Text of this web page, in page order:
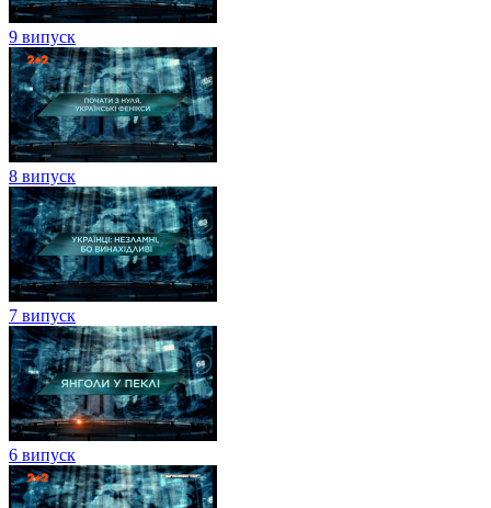
9 випуск
8 випуск
7 випуск
6 випуск